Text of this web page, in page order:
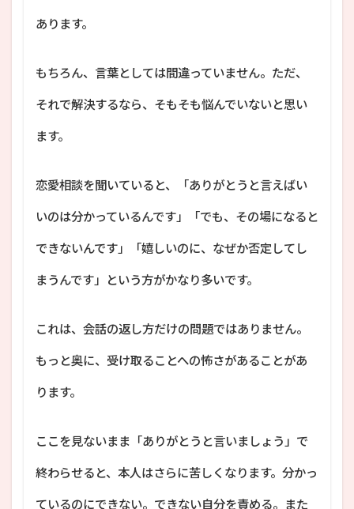
あります。
もちろん、言葉としては間違っていません。ただ、
それで解決するなら、そもそも悩んでいないと思い
ます。
恋愛相談を聞いていると、「ありがとうと言えばい
いのは分かっているんです」「でも、その場になると
できないんです」「嬉しいのに、なぜか否定してし
まうんです」という方がかなり多いです。
これは、会話の返し方だけの問題ではありません。
もっと奥に、受け取ることへの怖さがあることがあ
ります。
ここを見ないまま「ありがとうと言いましょう」で
終わらせると、本人はさらに苦しくなります。分かっ
ているのにできない。できない自分を責める。また